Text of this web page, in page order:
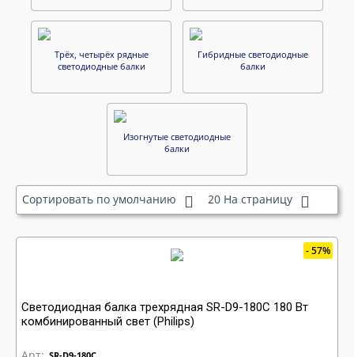
Трёх, четырёх рядные
светодиодные балки
Гибридные светодиодные
балки
Изогнутые светодиодные
балки
Сортировать по умолчанию 20 На страницу
57%
Светодиодная балка трехрядная SR-D9-180C 180 Вт
комбинированный свет (Philips)